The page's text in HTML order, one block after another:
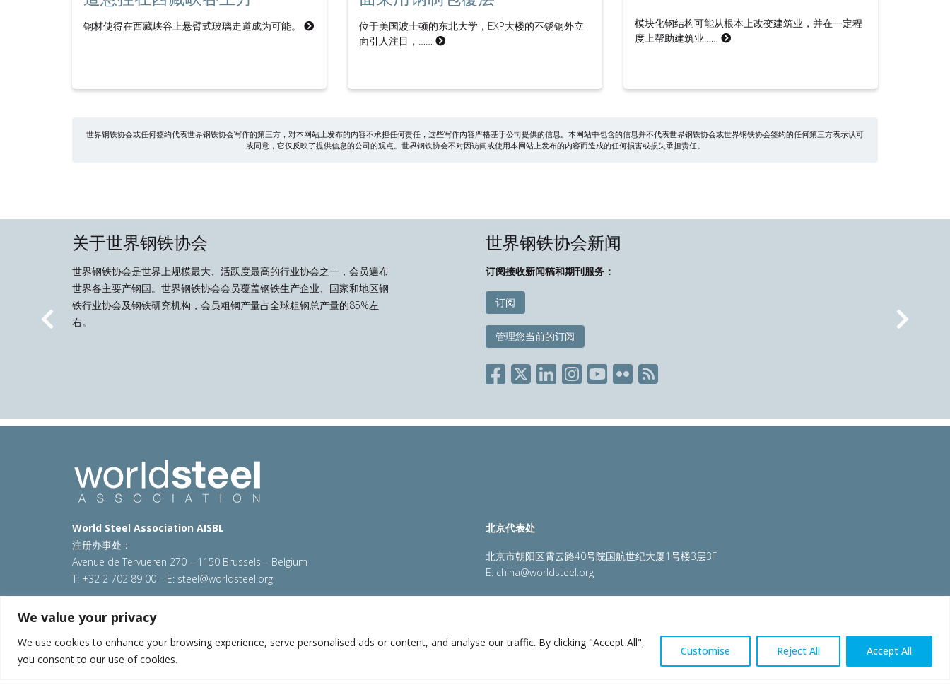
We value your privacy
We use cookies to enhance your browsing experience, serve personalised ads or content, and analyse our traffic. By clicking "Accept All",
you consent to our use of cookies.
Customise Reject All Accept All
钢材使得在西藏峡谷上悬臂式玻璃走道成为可能。
位于美国波士顿的东北大学，EXP大楼的不锈钢外立
面引人注目，……
模块化钢结构可能从根本上改变建筑业，并在一定程
度上帮助建筑业……
世界钢铁协会或任何签约代表世界钢铁协会写作的第三方，对本网站上发布的内容不承担任何责任，这些写作内容严格基于公司提供的信息。本网站中包含的信息并不代表世界钢铁协会或世界钢铁协会签约的任何第三方表示认可
或同意，它仅反映了提供信息的公司的观点。世界钢铁协会不对因访问或使用本网站上发布的内容而造成的任何损害或损失承担责任。
关于世界钢铁协会
世界钢铁协会是世界上规模最大、活跃度最高的行业协会之一，会员遍布
世界各主要产钢国。世界钢铁协会会员覆盖钢铁生产企业、国家和地区钢
铁行业协会及钢铁研究机构，会员粗钢产量占全球粗钢总产量的85%左
右。
世界钢铁协会新闻
订阅接收新闻稿和期刊服务：
订阅
管理您当前的订阅
Previous Next
World Steel Association AISBL
注册办事处：
Avenue de Tervueren 270 – 1150 Brussels – Belgium
T: +32 2 702 89 00 – E: steel@worldsteel.org
北京代表处
北京市朝阳区霄云路40号院国航世纪大厦1号楼3层3F
E: china@worldsteel.org
VAT Number BE 0406.597.373